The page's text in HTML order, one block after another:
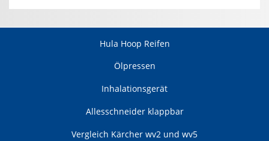
Hula Hoop Reifen
Ölpressen
Inhalationsgerät
Allesschneider klappbar
Vergleich Kärcher wv2 und wv5